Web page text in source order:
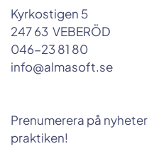
Kyrkostigen 5
247 63 VEBERÖD
046-23 81 80
info@almasoft.se
Prenumerera på
praktiken!